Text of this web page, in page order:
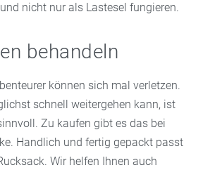
nicht nur als Lastesel fungieren.
behandeln
können sich mal verletzen.
schnell weitergehen kann, ist
Zu kaufen gibt es das bei
Handlich und fertig gepackt passt
Wir helfen Ihnen auch